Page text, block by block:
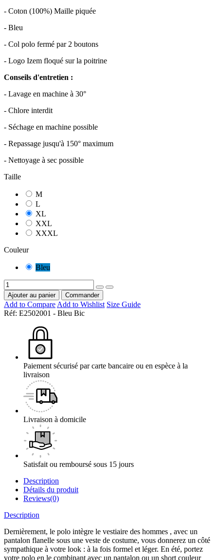
- Coton (100%) Maille piquée
- Bleu
- Col polo fermé par 2 boutons
- Logo Izem floqué sur la poitrine
Conseils d'entretien :
- Lavage en machine à 30°
- Chlore interdit
- Séchage en machine possible
- Repassage jusqu'à 150° maximum
- Nettoyage à sec possible
Taille
M
L
XL
XXL
XXXL
Couleur
Bleu
Ajouter au panier Commander
Add to CompareAdd to Wishlist Size Guide
Réf: E2502001 - Bleu Bic
Paiement sécurisé par carte bancaire ou en espèce à la
livraison
Livraison à domicile
Satisfait ou remboursé sous 15 jours
Description
Détails du produit
Reviews(0)
Description
Dernièrement, le polo intègre le vestiaire des hommes , avec un
pantalon flanelle sous une veste de costume, vous donnerez un côté
sympathique à votre look : à la fois formel et léger. En été, portez
votre polo en le combinant avec un pantalon ou un short couleur